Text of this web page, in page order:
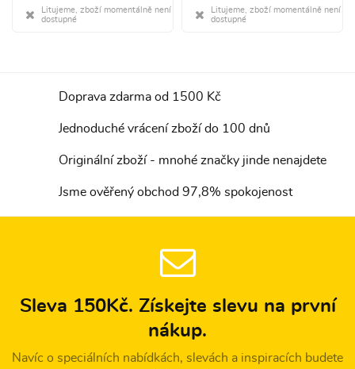
Litujeme, zboží momentálně není
dostupné
Litujeme, zboží momentálně není
dostupné
Doprava zdarma od 1500 Kč
Jednoduché vrácení zboží do 100 dnů
Originální zboží - mnohé značky jinde nenajdete
Jsme ověřený obchod 97,8% spokojenost
Sleva 150Kč. Získejte slevu na první
nákup.
Navíc o speciálních nabídkách, slevách a inspiracích budete